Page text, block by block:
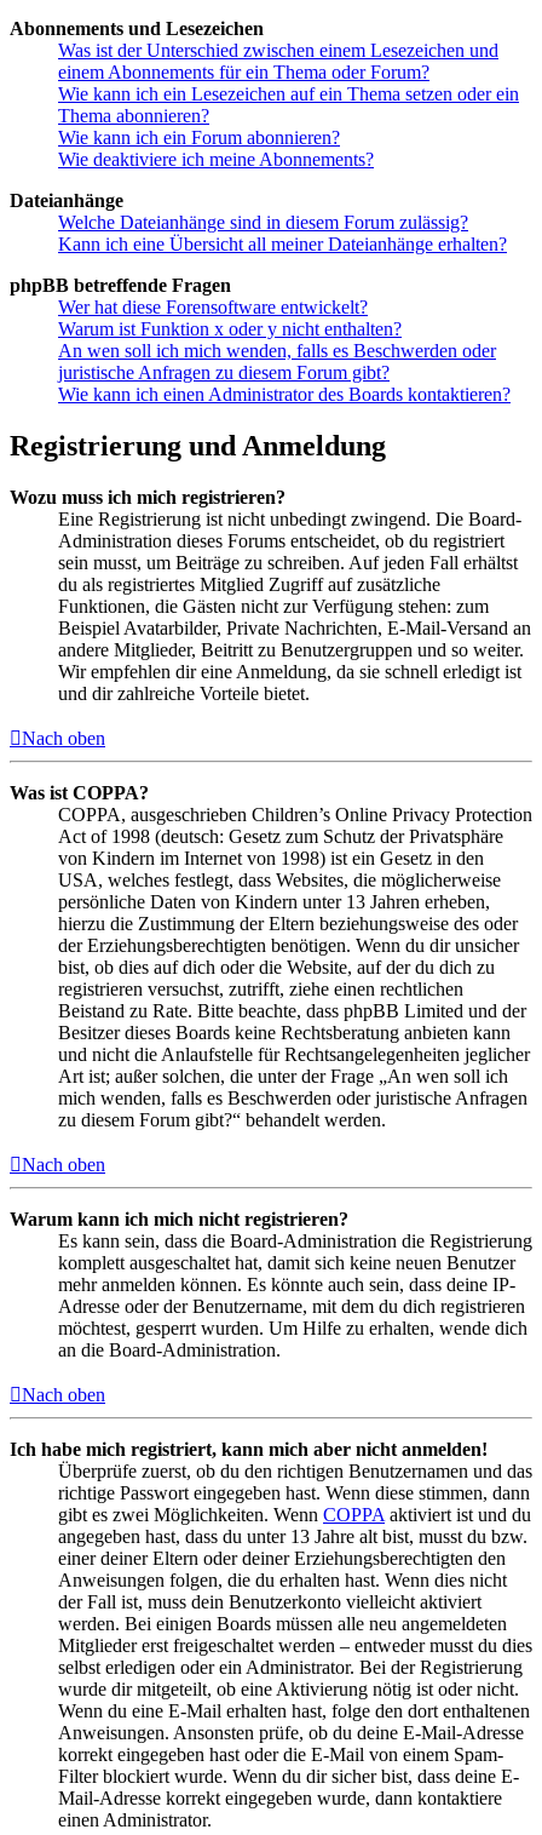
Abonnements und Lesezeichen
Was ist der Unterschied zwischen einem Lesezeichen und
einem Abonnements für ein Thema oder Forum?
Wie kann ich ein Lesezeichen auf ein Thema setzen oder ein
Thema abonnieren?
Wie kann ich ein Forum abonnieren?
Wie deaktiviere ich meine Abonnements?
Dateianhänge
Welche Dateianhänge sind in diesem Forum zulässig?
Kann ich eine Übersicht all meiner Dateianhänge erhalten?
phpBB betreffende Fragen
Wer hat diese Forensoftware entwickelt?
Warum ist Funktion x oder y nicht enthalten?
An wen soll ich mich wenden, falls es Beschwerden oder
juristische Anfragen zu diesem Forum gibt?
Wie kann ich einen Administrator des Boards kontaktieren?
Registrierung und Anmeldung
Wozu muss ich mich registrieren?
Eine Registrierung ist nicht unbedingt zwingend. Die Board-
Administration dieses Forums entscheidet, ob du registriert
sein musst, um Beiträge zu schreiben. Auf jeden Fall erhältst
du als registriertes Mitglied Zugriff auf zusätzliche
Funktionen, die Gästen nicht zur Verfügung stehen: zum
Beispiel Avatarbilder, Private Nachrichten, E-Mail-Versand an
andere Mitglieder, Beitritt zu Benutzergruppen und so weiter.
Wir empfehlen dir eine Anmeldung, da sie schnell erledigt ist
und dir zahlreiche Vorteile bietet.
Nach oben
Was ist COPPA?
COPPA, ausgeschrieben Children’s Online Privacy Protection
Act of 1998 (deutsch: Gesetz zum Schutz der Privatsphäre
von Kindern im Internet von 1998) ist ein Gesetz in den
USA, welches festlegt, dass Websites, die möglicherweise
persönliche Daten von Kindern unter 13 Jahren erheben,
hierzu die Zustimmung der Eltern beziehungsweise des oder
der Erziehungsberechtigten benötigen. Wenn du dir unsicher
bist, ob dies auf dich oder die Website, auf der du dich zu
registrieren versuchst, zutrifft, ziehe einen rechtlichen
Beistand zu Rate. Bitte beachte, dass phpBB Limited und der
Besitzer dieses Boards keine Rechtsberatung anbieten kann
und nicht die Anlaufstelle für Rechtsangelegenheiten jeglicher
Art ist; außer solchen, die unter der Frage „An wen soll ich
mich wenden, falls es Beschwerden oder juristische Anfragen
zu diesem Forum gibt?“ behandelt werden.
Nach oben
Warum kann ich mich nicht registrieren?
Es kann sein, dass die Board-Administration die Registrierung
komplett ausgeschaltet hat, damit sich keine neuen Benutzer
mehr anmelden können. Es könnte auch sein, dass deine IP-
Adresse oder der Benutzername, mit dem du dich registrieren
möchtest, gesperrt wurden. Um Hilfe zu erhalten, wende dich
an die Board-Administration.
Nach oben
Ich habe mich registriert, kann mich aber nicht anmelden!
Überprüfe zuerst, ob du den richtigen Benutzernamen und das
richtige Passwort eingegeben hast. Wenn diese stimmen, dann
gibt es zwei Möglichkeiten. Wenn COPPA aktiviert ist und du
angegeben hast, dass du unter 13 Jahre alt bist, musst du bzw.
einer deiner Eltern oder deiner Erziehungsberechtigten den
Anweisungen folgen, die du erhalten hast. Wenn dies nicht
der Fall ist, muss dein Benutzerkonto vielleicht aktiviert
werden. Bei einigen Boards müssen alle neu angemeldeten
Mitglieder erst freigeschaltet werden – entweder musst du dies
selbst erledigen oder ein Administrator. Bei der Registrierung
wurde dir mitgeteilt, ob eine Aktivierung nötig ist oder nicht.
Wenn du eine E-Mail erhalten hast, folge den dort enthaltenen
Anweisungen. Ansonsten prüfe, ob du deine E-Mail-Adresse
korrekt eingegeben hast oder die E-Mail von einem Spam-
Filter blockiert wurde. Wenn du dir sicher bist, dass deine E-
Mail-Adresse korrekt eingegeben wurde, dann kontaktiere
einen Administrator.